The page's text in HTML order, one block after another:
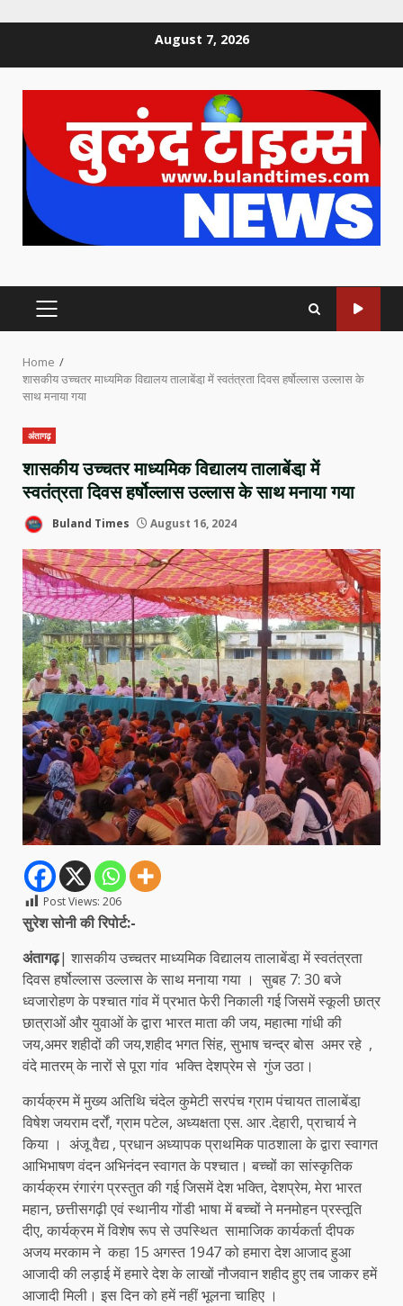
August 7, 2026
PRIMARY
Home
शासकीय उच्चतर माध्यमिक विद्यालय तालाबेंडा़ में स्वतंत्रता दिवस हर्षोल्लास उल्लास के
साथ मनाया गया
अंतागढ़
शासकीय उच्चतर माध्यमिक विद्यालय तालाबेंडा़ में
स्वतंत्रता दिवस हर्षोल्लास उल्लास के साथ मनाया गया
Buland Times August 16, 2024
Post Views: 206
सुरेश सोनी की रिपोर्ट:-
अंतागढ़| शासकीय उच्चतर माध्यमिक विद्यालय तालाबेंडा़ में स्वतंत्रता
दिवस हर्षोल्लास उल्लास के साथ मनाया गया । सुबह 7: 30 बजे
ध्वजारोहण के पश्चात गांव में प्रभात फेरी निकाली गई जिसमें स्कूली छात्र
छात्राओं और युवाओं के द्वारा भारत माता की जय, महात्मा गांधी की
जय,अमर शहीदों की जय,शहीद भगत सिंह, सुभाष चन्द्र बोस अमर रहे ,
वंदे मातरम् के नारों से पूरा गांव भक्ति देशप्रेम से गुंज उठा।
कार्यक्रम में मुख्य अतिथि चंदेल कुमेटी सरपंच ग्राम पंचायत तालाबेंडा़
विषेश जयराम दर्रों, ग्राम पटेल, अध्यक्षता एस. आर .देहारी, प्राचार्य ने
किया । अंजू वैद्य , प्रधान अध्यापक प्राथमिक पाठशाला के द्वारा स्वागत
आभिभाषण वंदन अभिनंदन स्वागत के पश्चात। बच्चों का सांस्कृतिक
कार्यक्रम रंगारंग प्रस्तुत की गई जिसमें देश भक्ति, देशप्रेम, मेरा भारत
महान, छत्तीसगढ़ी एवं स्थानीय गोंडी भाषा में बच्चों ने मनमोहन प्रस्तूति
दीए, कार्यक्रम में विशेष रूप से उपस्थित सामाजिक कार्यकर्ता दीपक
अजय मरकाम ने कहा 15 अगस्त 1947 को हमारा देश आजाद हुआ
आजादी की लड़ाई में हमारे देश के लाखों नौजवान शहीद हुए तब जाकर हमें
आजादी मिली। इस दिन को हमें नहीं भूलना चाहिए ।